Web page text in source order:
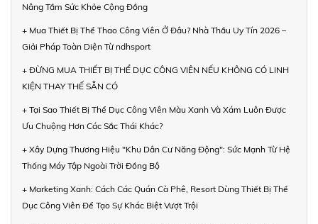
Nâng Tầm Sức Khỏe Cộng Đồng
+ Mua Thiết Bị Thể Thao Công Viên Ở Đâu? Nhà Thầu Uy Tín 2026 –
Giải Pháp Toàn Diện Từ ndhsport
+ ĐỪNG MUA THIẾT BỊ THỂ DỤC CÔNG VIÊN NẾU KHÔNG CÓ LINH
KIỆN THAY THẾ SẴN CÓ
+ Tại Sao Thiết Bị Thể Dục Công Viên Màu Xanh Và Xám Luôn Được
Ưu Chuộng Hơn Các Sắc Thái Khác?
+ Xây Dựng Thương Hiệu "Khu Dân Cư Năng Động": Sức Mạnh Từ Hệ
Thống Máy Tập Ngoài Trời Đồng Bộ
+ Marketing Xanh: Cách Các Quán Cà Phê, Resort Dùng Thiết Bị Thể
Dục Công Viên Để Tạo Sự Khác Biệt Vượt Trội